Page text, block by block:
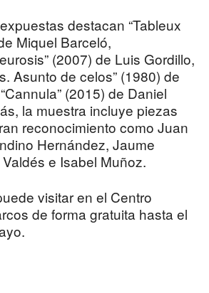
destacan “Tableux
Miquel Barceló,
(2007) de Luis Gordillo,
Asunto de celos” (1980) de
(2015) de Daniel
la muestra incluye piezas
reconocimiento como Juan
Hernández, Jaume
e Isabel Muñoz.
visitar en el Centro
de forma gratuita hasta el